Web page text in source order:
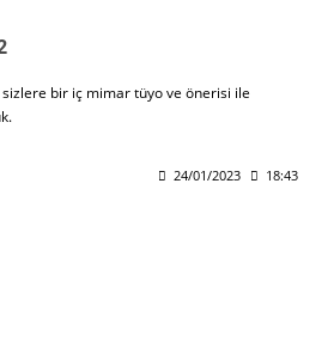
sizlere bir iç mimar tüyo ve önerisi ile
24/01/2023 18:43